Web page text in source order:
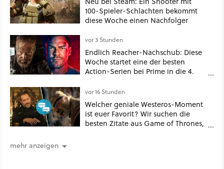
100-Spieler-Schlachten bekommt
diese Woche einen Nachfolger
vor 3 Stunden
Endlich Reacher-Nachschub: Diese
Woche startet eine der besten
Action-Serien bei Prime in die 4.
vor 16 Stunden
Welcher geniale Westeros-Moment
ist euer Favorit? Wir suchen die
besten Zitate aus Game of Thrones,
mehr anzeigen